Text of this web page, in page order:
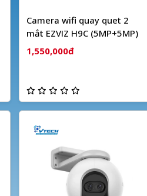
Camera wifi quay quet 2
mắt EZVIZ H9C (5MP+5MP)
1,550,000đ